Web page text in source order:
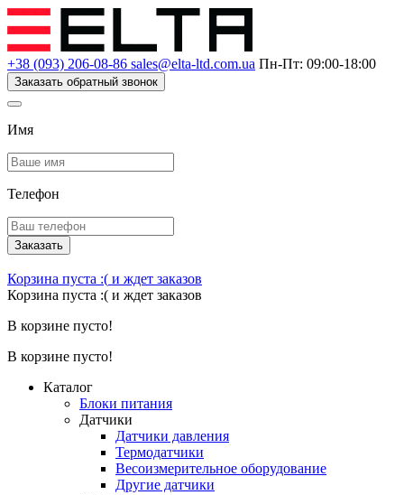
+38 (093) 206-08-86 sales@elta-ltd.com.ua Пн-Пт: 09:00-18:00
Заказать обратный звонок
Имя
Телефон
Заказать
Корзина пуста :( и ждет заказов
Корзина пуста :( и ждет заказов
В корзине пусто!
В корзине пусто!
Каталог
Блоки питания
Датчики
Датчики давления
Термодатчики
Весоизмерительное оборудование
Другие датчики